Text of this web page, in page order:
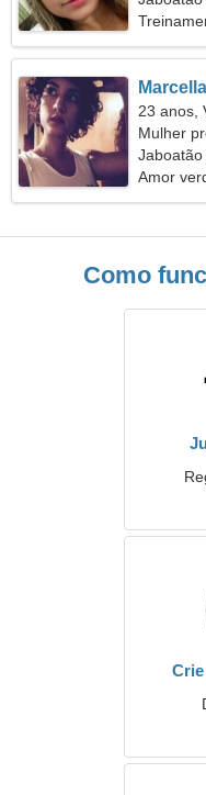
Marcella
23 anos,
Mulher
Amor
Como